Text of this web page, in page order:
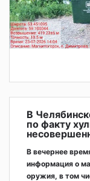
В
по факту
В вечернее
информация о
оружия, в том